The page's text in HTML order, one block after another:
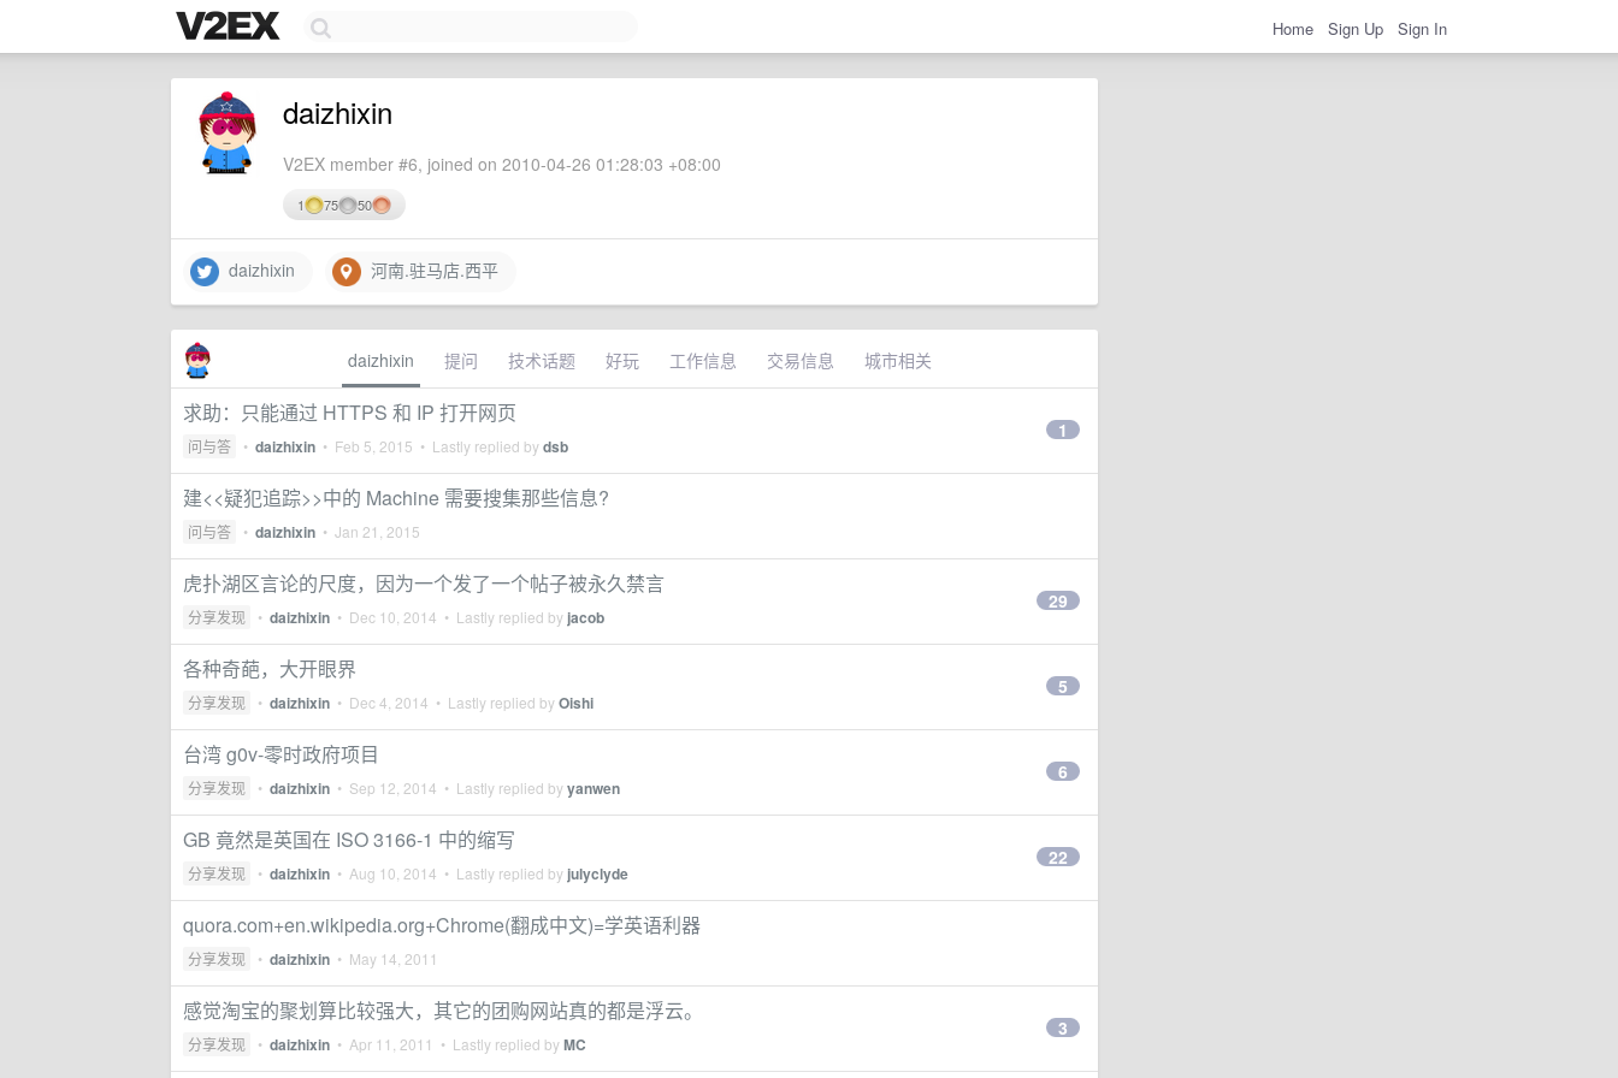
Home Sign Up Sign In
daizhixin
V2EX member #6, joined on 2010-04-26 01:28:03 +08:00
1 75 50
daizhixin 河南.驻马店.西平
daizhixin 提问 技术话题 好玩 工作信息 交易信息 城市相关
求助：只能通过 HTTPS 和 IP 打开网页
问与答 • daizhixin • Feb 5, 2015 • Lastly replied bydsb
1
建<<疑犯追踪>>中的 Machine 需要搜集那些信息?
问与答 • daizhixin • Jan 21, 2015
虎扑湖区言论的尺度，因为一个发了一个帖子被永久禁言
分享发现 • daizhixin • Dec 10, 2014 • Lastly replied by jacob
29
各种奇葩，大开眼界
分享发现 • daizhixin • Dec 4, 2014 • Lastly replied byOishi
5
台湾 g0v-零时政府项目
分享发现 • daizhixin • Sep 12, 2014 • Lastly replied byyanwen
6
GB 竟然是英国在 ISO 3166-1 中的缩写
分享发现 • daizhixin • Aug 10, 2014 • Lastly replied by julyclyde
22
quora.com+en.wikipedia.org+Chrome(翻成中文)=学英语利器
分享发现 • daizhixin • May 14, 2011
感觉淘宝的聚划算比较强大，其它的团购网站真的都是浮云。
分享发现 • daizhixin • Apr 11, 2011 • Lastly replied byMC
3